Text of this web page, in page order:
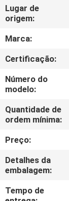
SOBRE
NÓS
EXCURSÃO
DA
FÁBRICA
CONTROLE
DA
QUALIDADE
ECERLugar de
origem:
Marca:
Certificação:
Número do
modelo:
Quantidade de
ordem mínima:
Preço:
Detalhes da
embalagem:
Tempo de